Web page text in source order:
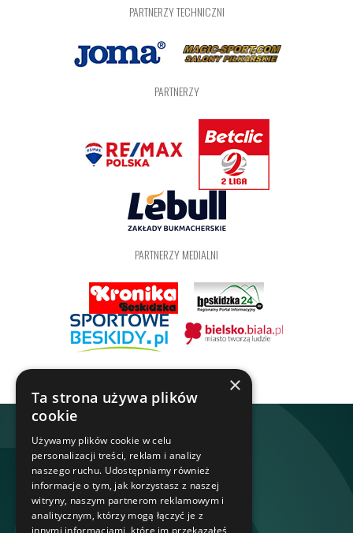
PARTNERZY TECHNICZNI
PARTNERZY
PARTNERZY MEDIALNI
×
Ta strona używa plików
cookie
Używamy plików cookie w celu
personalizacji treści, reklam i analizy
naszego ruchu. Udostępniamy również
informacje o tym, jak korzystasz z naszej
witryny, naszym partnerom reklamowym i
analitycznym, którzy mogą łączyć je z
innymi informacjami, które im przekazałeś